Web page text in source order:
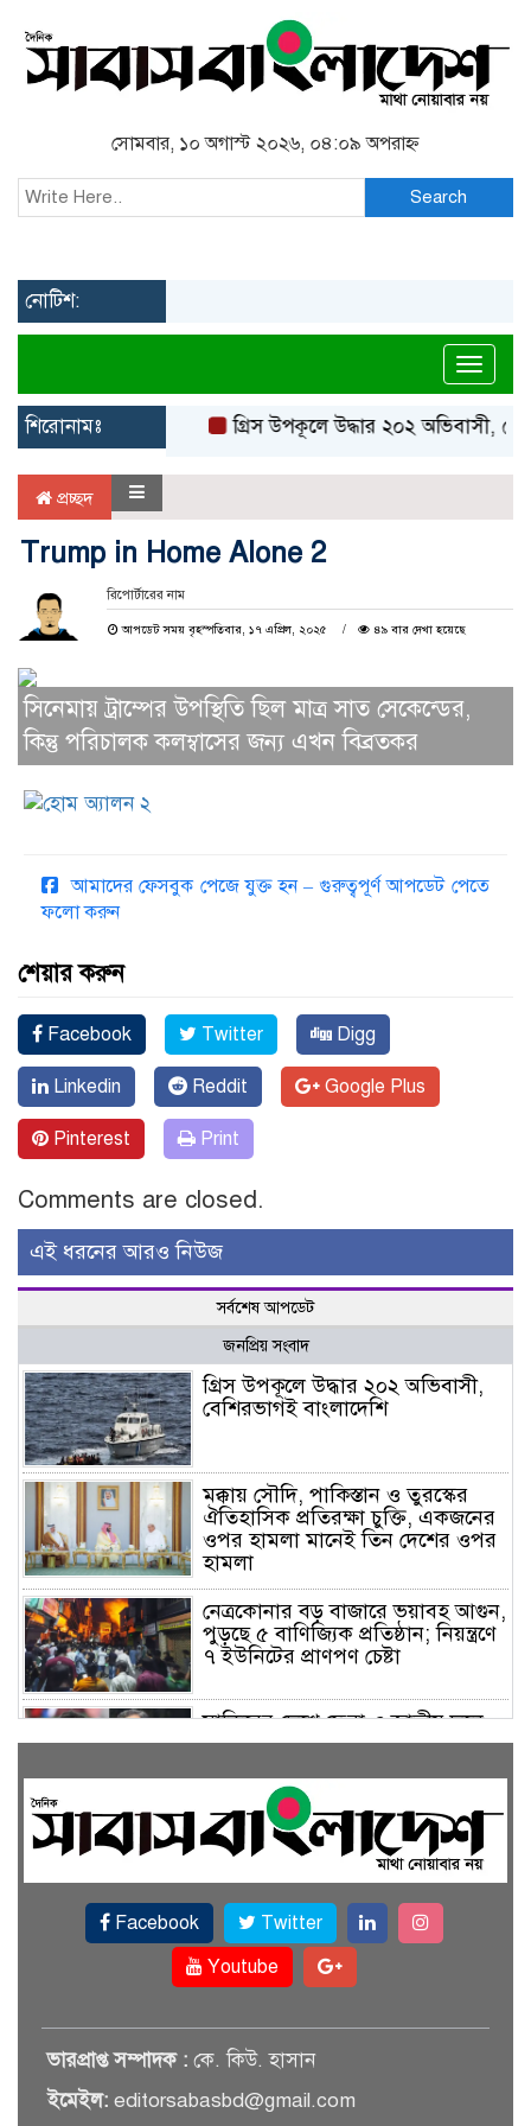
সোমবার, ১০ অগাস্ট ২০২৬, ০৪:০৯ অপরাহ্ন
Search
নোটিশ:
শিরোনামঃ গ্রিস উপকূলে উদ্ধার ২০২ অভিবাসী,
প্রচ্ছদ
Trump in Home Alone 2
রিপোর্টারের নাম
আপডেট সময় বৃহস্পতিবার, ১৭ এপ্রিল, ২০২৫ ৪৯ বার দেখা হয়েছে
সিনেমায় ট্রাম্পের উপস্থিতি ছিল মাত্র সাত সেকেন্ডের,
কিন্তু পরিচালক কলম্বাসের জন্য এখন বিব্রতকর
আমাদের ফেসবুক পেজে যুক্ত হন – গুরুত্বপূর্ণ আপডেট পেতে
ফলো করুন
শেয়ার করুন
Facebook Twitter Digg
Linkedin Reddit Google Plus
Pinterest Print
Comments are closed.
এই ধরনের আরও নিউজ
সর্বশেষ আপডেট
জনপ্রিয় সংবাদ
গ্রিস উপকূলে উদ্ধার ২০২ অভিবাসী,
বেশিরভাগই বাংলাদেশি
মক্কায় সৌদি, পাকিস্তান ও তুরস্কের
ঐতিহাসিক প্রতিরক্ষা চুক্তি, একজনের
ওপর হামলা মানেই তিন দেশের ওপর
হামলা
নেত্রকোনার বড় বাজারে ভয়াবহ আগুন,
পুড়ছে ৫ বাণিজ্যিক প্রতিষ্ঠান; নিয়ন্ত্রণে
৭ ইউনিটের প্রাণপণ চেষ্টা
সাকিবের দেশে ফেরা ও জাতীয় দলে
ফেরার সম্ভাবনা নেই, ইঙ্গিত ক্রীড়া
ফেসবুকে যুক্ত হলো বিকাশ, সহজ
হলো ডিজিটাল পেমেন্ট
বৃষ্টি উপেক্ষা করে ‘জুলাই গণঅভ্যুত্থান
স্মৃতি জাদুঘরে’ দর্শনার্থীদের ঢল
সেমিকন্ডাক্টর খাতে সুখবর, আসছে
বিশেষ প্রণোদনা
Facebook
Twitter
Youtube
ভারপ্রাপ্ত সম্পাদক : কে. কিউ. হাসান
ইমেইল: editorsabasbd@gmail.com